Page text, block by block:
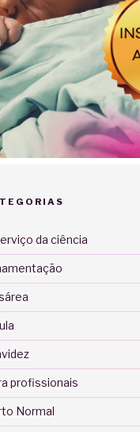
da ciência
profissionais
Normal